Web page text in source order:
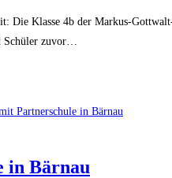
Die Klasse 4b der Markus-
Schüler zuvor…
in Bärnau